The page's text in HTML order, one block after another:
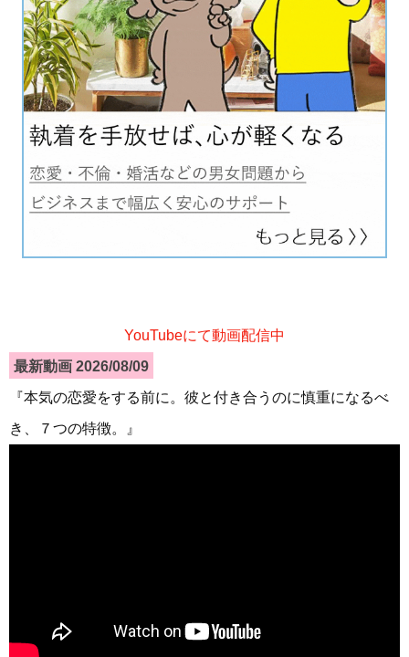
YouTubeにて動画配信中
最新動画 2026/08/09
『本気の恋愛をする前に。彼と付き合うのに慎重になるべ
き、７つの特徴。』